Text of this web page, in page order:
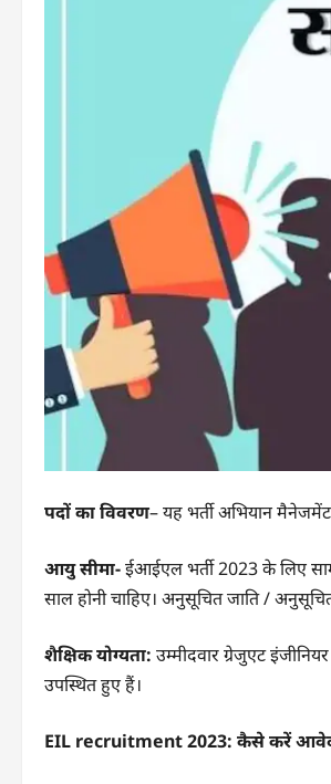
पदों का विवरण– यह भर्ती अभियान मैनेजमेंट
आयु सीमा-ईआईएल भर्ती 2023 के लिए
साल होनी चाहिए। अनुसूचित जाति /
शैक्षिक योग्यता: उम्मीदवार ग्रेजुएट
उपस्थित हुए हैं।
EIL recruitment 2023: कैसे करें